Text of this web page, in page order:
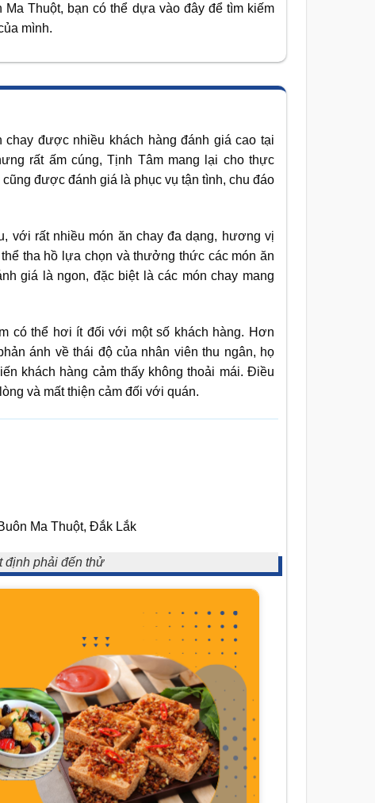
Thuột, bạn có thể dựa vào đây để tìm kiếm
mình.
được nhiều khách hàng đánh giá cao tại
rất ấm cúng, Tịnh Tâm mang lại cho thực
được đánh giá là phục vụ tận tình, chu đáo
với rất nhiều món ăn chay đa dạng, hương vị
tha hồ lựa chọn và thưởng thức các món ăn
giá là ngon, đặc biệt là các món chay mang
có thể hơi ít đối với một số khách hàng. Hơn
ánh về thái độ của nhân viên thu ngân, họ
khách hàng cảm thấy không thoải mái. Điều
và mất thiện cảm đối với quán.
Ma Thuột, Đắk Lắk
định phải đến thử